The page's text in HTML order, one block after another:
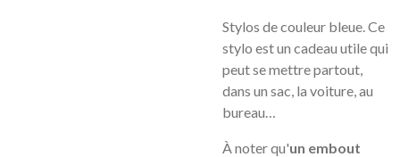
Stylos de couleur bleue. Ce
stylo est un cadeau utile qui
peut se mettre partout,
dans un sac, la voiture, au
bureau…
À noter qu'un embout